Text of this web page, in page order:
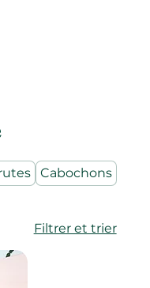
Cabochons
Filtrer et trier